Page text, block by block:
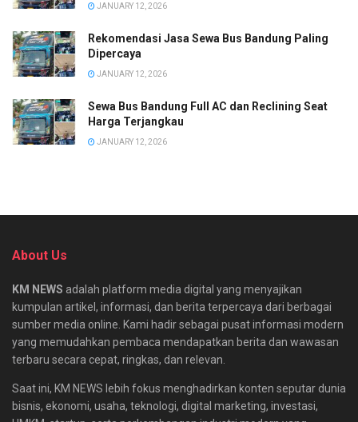
JANUARY 12, 2026
Rekomendasi Jasa Sewa Bus Bandung Paling
Dipercaya
JANUARY 12, 2026
Sewa Bus Bandung Full AC dan Reclining Seat
Harga Terjangkau
JANUARY 12, 2026
About Us
KM NEWS adalah platform media digital yang menyajikan
kumpulan artikel, informasi, dan berita terpercaya dari berbagai
sumber media online. Kami hadir sebagai pusat informasi modern
yang memudahkan pembaca mendapatkan berita dan wawasan
terbaru secara cepat, ringkas, dan relevan.
Saat ini, KM NEWS lebih fokus menghadirkan konten seputar dunia
bisnis, ekonomi, usaha, teknologi, digital marketing, investasi,